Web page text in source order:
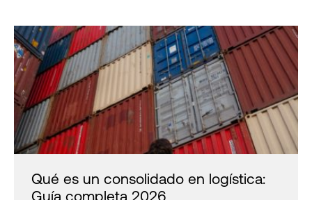
Qué es un consolidado en logística: